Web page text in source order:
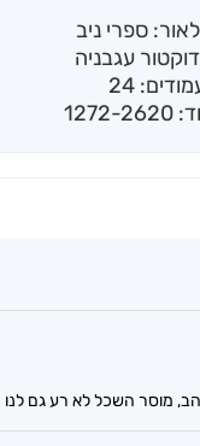
ספרי ניב
עגבניה
24
מוסר השכל לא רע גם לנו